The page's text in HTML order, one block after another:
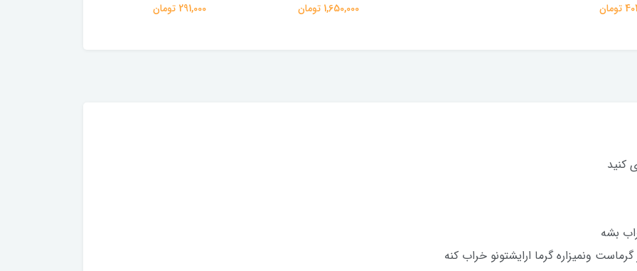
1,650,000 تومان 291,000 تومان
کنید
بشه
و‌نمیزاره گرما ارایشتونو خراب کنه